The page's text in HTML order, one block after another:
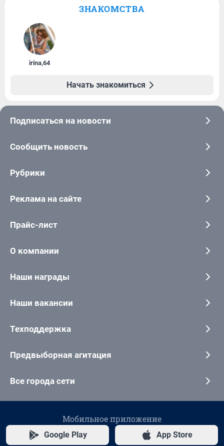
ЗНАКОМСТВА
irina,64
Начать знакомиться
Подписаться на новости
Сообщить новость
Рубрики
Реклама на сайте
Прайс-лист
О компании
Наши награды
Наши вакансии
Техподдержка
Предвыборная агитация
Все города сети
Мобильное приложение
Google Play App Store